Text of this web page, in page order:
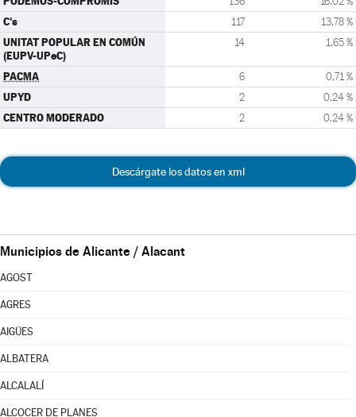
C's 117 13,78 %
UNITAT POPULAR EN COMÚN
(EUPV-UPeC)
14 1,65 %
PACMA 6 0,71 %
UPYD 2 0,24 %
CENTRO MODERADO 2 0,24 %
Descárgate los datos en xml
Municipios de Alicante / Alacant
AGOST
AGRES
AIGÜES
ALBATERA
ALCALALÍ
ALCOCER DE PLANES